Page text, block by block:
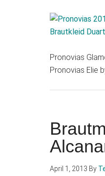
Pronovias
Pronovias Elie
April 1, 2013 By